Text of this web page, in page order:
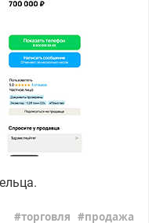
торговля продажа